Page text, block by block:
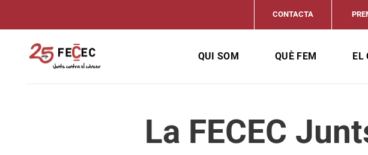
CONTACTA
QUI SOM QUÈ FEM EL
La FECEC